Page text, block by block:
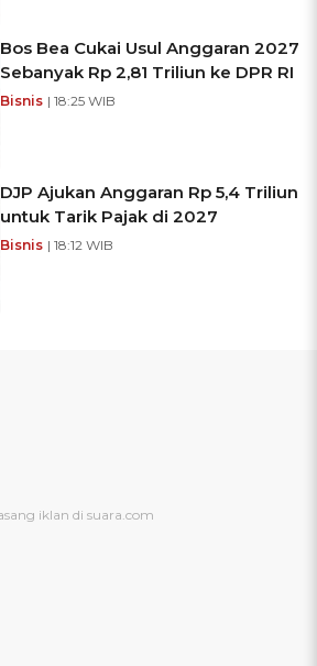
Bos Bea Cukai Usul Anggaran 2027
Sebanyak Rp 2,81 Triliun ke DPR RI
Bisnis | 18:25 WIB
DJP Ajukan Anggaran Rp 5,4 Triliun
untuk Tarik Pajak di 2027
Bisnis | 18:12 WIB